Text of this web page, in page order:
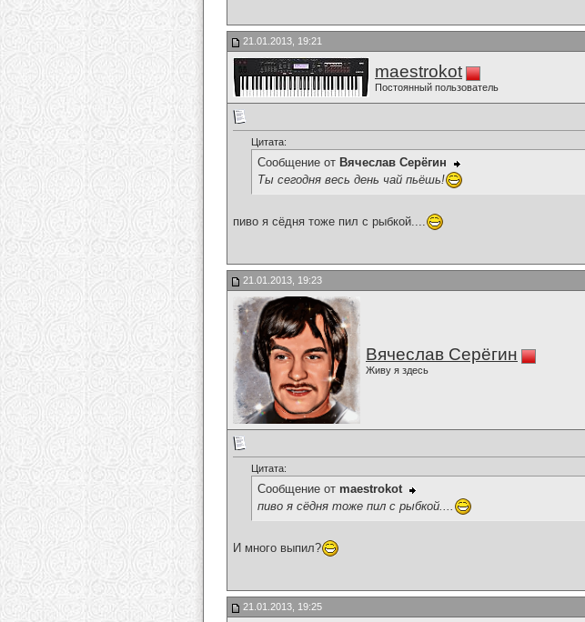
21.01.2013, 19:21
maestrokot
Постоянный пользователь
Цитата:
Сообщение от Вячеслав Серёгин
Ты сегодня весь день чай пьёшь!
пиво я сёдня тоже пил с рыбкой....
21.01.2013, 19:23
Вячеслав Серёгин
Живу я здесь
Цитата:
Сообщение от maestrokot
пиво я сёдня тоже пил с рыбкой....
И много выпил?
21.01.2013, 19:25